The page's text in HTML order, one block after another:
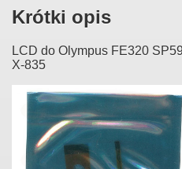
Krótki opis
LCD do Olympus FE320
X-835